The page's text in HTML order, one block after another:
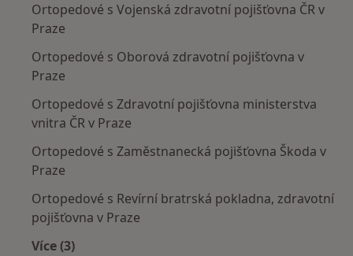
Ortopedové s Vojenská zdravotní pojišťovna ČR v
Praze
Ortopedové s Oborová zdravotní pojišťovna v
Praze
Ortopedové s Zdravotní pojišťovna ministerstva
vnitra ČR v Praze
Ortopedové s Zaměstnanecká pojišťovna Škoda v
Praze
Ortopedové s Revírní bratrská pokladna, zdravotní
pojišťovna v Praze
Více (3)